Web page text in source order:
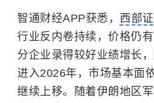
智通财经APP获悉， 西部
行业反内卷持续，价格仍
分企业录得较好业绩增长
进入2026年，市场基本面
继续上移。随着伊朗地区